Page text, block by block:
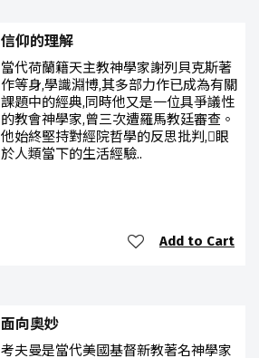
信仰的理解
當代荷蘭籍天主教神學家謝列貝克斯著
作等身,學識淵博,其多部力作已成為有關
課題中的經典,同時他又是一位具爭議性
的教會神學家,曾三次遭羅馬教廷審查。
他始終堅持對經院哲學的反思批判,眼
於人類當下的生活經驗..
Add to Cart
面向奧妙
考夫曼是當代美國基督新教著名神學家